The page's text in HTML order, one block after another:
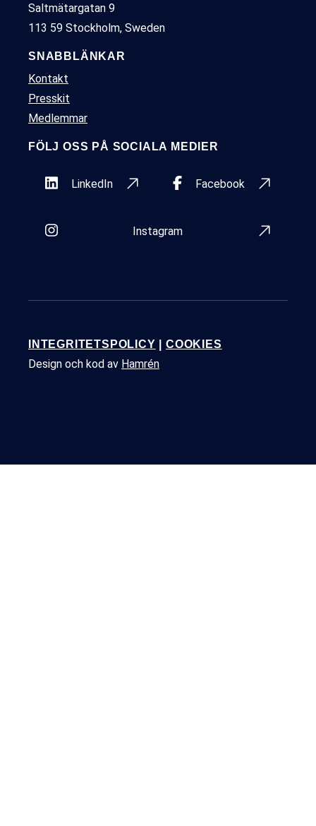
Saltmätargatan 9
113 59 Stockholm, Sweden
SNABBLÄNKAR
Kontakt
Presskit
Medlemmar
FÖLJ OSS PÅ SOCIALA MEDIER
LinkedIn Facebook
Instagram
INTEGRITETSPOLICY |COOKIES
Design och kod av Hamrén